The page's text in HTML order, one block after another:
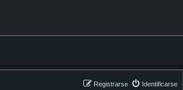
Identificarse
Registrarse